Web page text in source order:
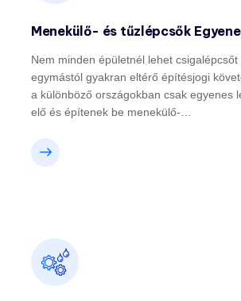
Menekülő- és tűzlépcsők
Nem minden épületnél lehet csigalépcsőt
egymástól gyakran eltérő építésjogi
a különböző országokban csak egyenes
elő és építenek be menekülő-…